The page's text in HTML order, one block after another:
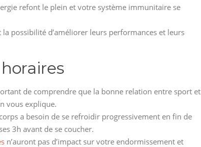
refont le plein et votre système immunitaire se
possibilité d’améliorer leurs performances et leurs
de comprendre que la bonne relation entre sport et
vous explique.
a besoin de se refroidir progressivement en fin de
3h avant de se coucher.
n’auront pas d’impact sur votre endormissement et